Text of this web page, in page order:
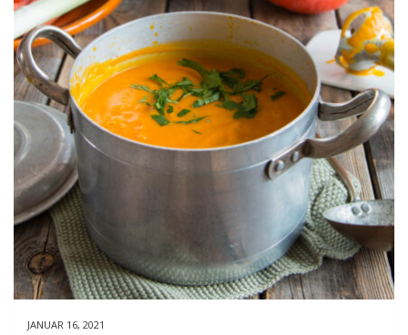
JANUAR 16, 2021